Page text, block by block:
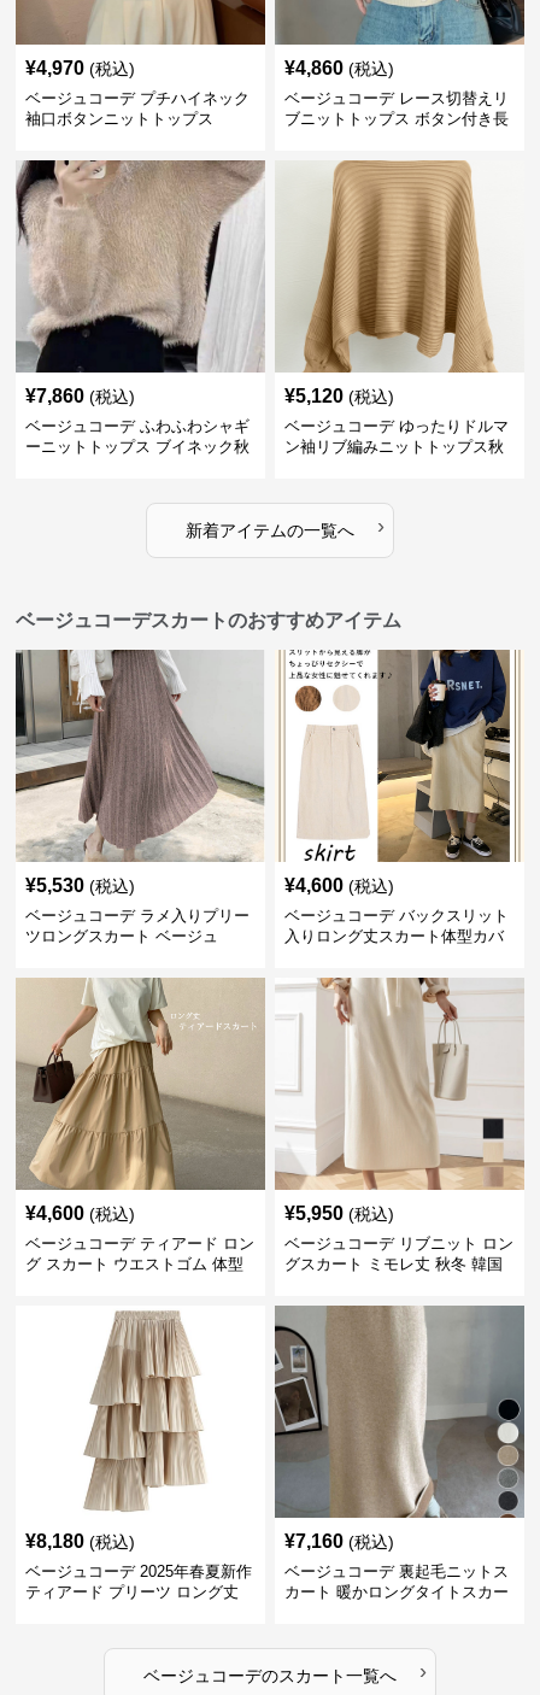
¥4,970 (税込)
ベージュコーデ プチハイネック
袖口ボタンニットトップス
¥4,860 (税込)
ベージュコーデ レース切替えリ
ブニットトップス ボタン付き長
¥7,860 (税込)
ベージュコーデ ふわふわシャギ
ーニットトップス ブイネック秋
¥5,120 (税込)
ベージュコーデ ゆったりドルマ
ン袖リブ編みニットトップス秋
新着アイテムの一覧へ ›
ベージュコーデスカートのおすすめアイテム
¥5,530 (税込)
ベージュコーデ ラメ入りプリー
ツロングスカート ベージュ
¥4,600 (税込)
ベージュコーデ バックスリット
入りロング丈スカート体型カバ
¥4,600 (税込)
ベージュコーデ ティアード ロン
グ スカート ウエストゴム 体型
¥5,950 (税込)
ベージュコーデ リブニット ロン
グスカート ミモレ丈 秋冬 韓国
¥8,180 (税込)
ベージュコーデ 2025年春夏新作
ティアード プリーツ ロング丈
¥7,160 (税込)
ベージュコーデ 裏起毛ニットス
カート 暖かロングタイトスカー
ベージュコーデのスカート一覧へ ›